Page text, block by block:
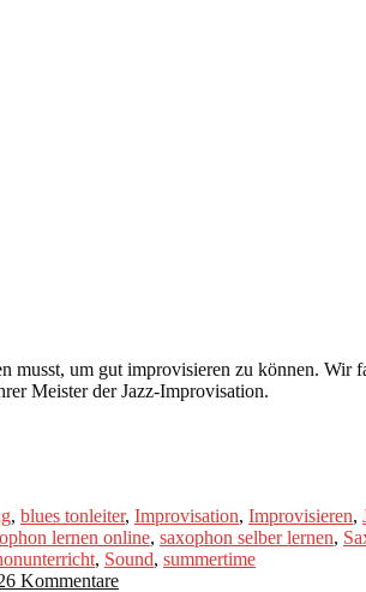
um gut improvisieren zu können. Wir
Meister der Jazz-Improvisation.
, blues tonleiter, Improvisation, Improvisieren,
lernen online, saxophon selber lernen,
, Sound, summertime
Kommentare